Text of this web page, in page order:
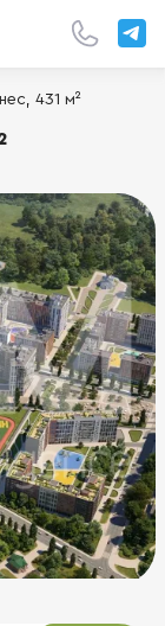
431 м²